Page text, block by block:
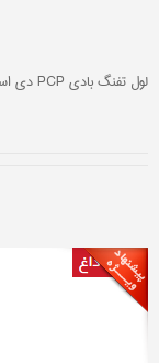
لول تفنگ بادی PCP دی استیت هانتسمن رگال